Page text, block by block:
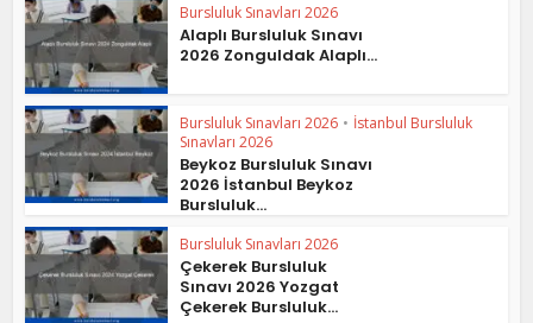
Bursluluk Sınavları 2026
Alaplı Bursluluk Sınavı
2026 Zonguldak Alaplı...
Bursluluk Sınavları 2026 • İstanbul Bursluluk
Sınavları 2026
Beykoz Bursluluk Sınavı
2026 İstanbul Beykoz
Bursluluk...
Bursluluk Sınavları 2026
Çekerek Bursluluk
Sınavı 2026 Yozgat
Çekerek Bursluluk...